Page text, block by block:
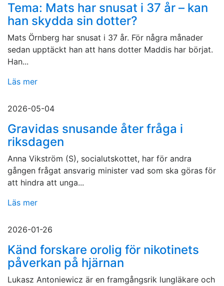
Tema: Mats har snusat i 37 år – kan
han skydda sin dotter?
Mats Örnberg har snusat i 37 år. För några månader
sedan upptäckt han att hans dotter Maddis har börjat.
Han...
Läs mer
2026-05-04
Gravidas snusande åter fråga i
riksdagen
Anna Vikström (S), socialutskottet, har för andra
gången frågat ansvarig minister vad som ska göras för
att hindra att unga...
Läs mer
2026-01-26
Känd forskare orolig för nikotinets
påverkan på hjärnan
Lukasz Antoniewicz är en framgångsrik lungläkare och